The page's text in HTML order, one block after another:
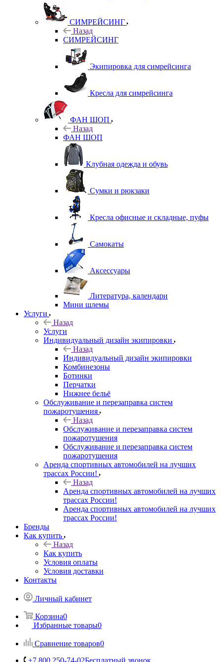
СИМРЕЙСИНГ
Назад
СИМРЕЙСИНГ
Экипировка для симрейсинга
Кресла для симрейсинга
ФАН ШОП
Назад
ФАН ШОП
Клубная одежда и обувь
Сумки и рюкзаки
Кресла офисные и складные, пуфы
Самокаты
Аксессуары
Литература, календари
Мини шлемы
Услуги
Назад
Услуги
Индивидуальный дизайн экипировки
Назад
Индивидуальный дизайн экипировки
Комбинезоны
Ботинки
Перчатки
Нижнее бельё
Обслуживание и перезаправка систем
пожаротушения
Назад
Обслуживание и перезаправка систем
пожаротушения
Обслуживание и перезаправка систем
пожаротушения
Аренда спортивных автомобилей на лучших
трассах России!
Назад
Аренда спортивных автомобилей на лучших
трассах России!
Аренда спортивных автомобилей на лучших
трассах России!
Бренды
Как купить
Назад
Как купить
Условия оплаты
Условия доставки
Контакты
Личный кабинет
Корзина0
Избранные товары0
Сравнение товаров0
+7 800 250-74-02Бесплатный звонок